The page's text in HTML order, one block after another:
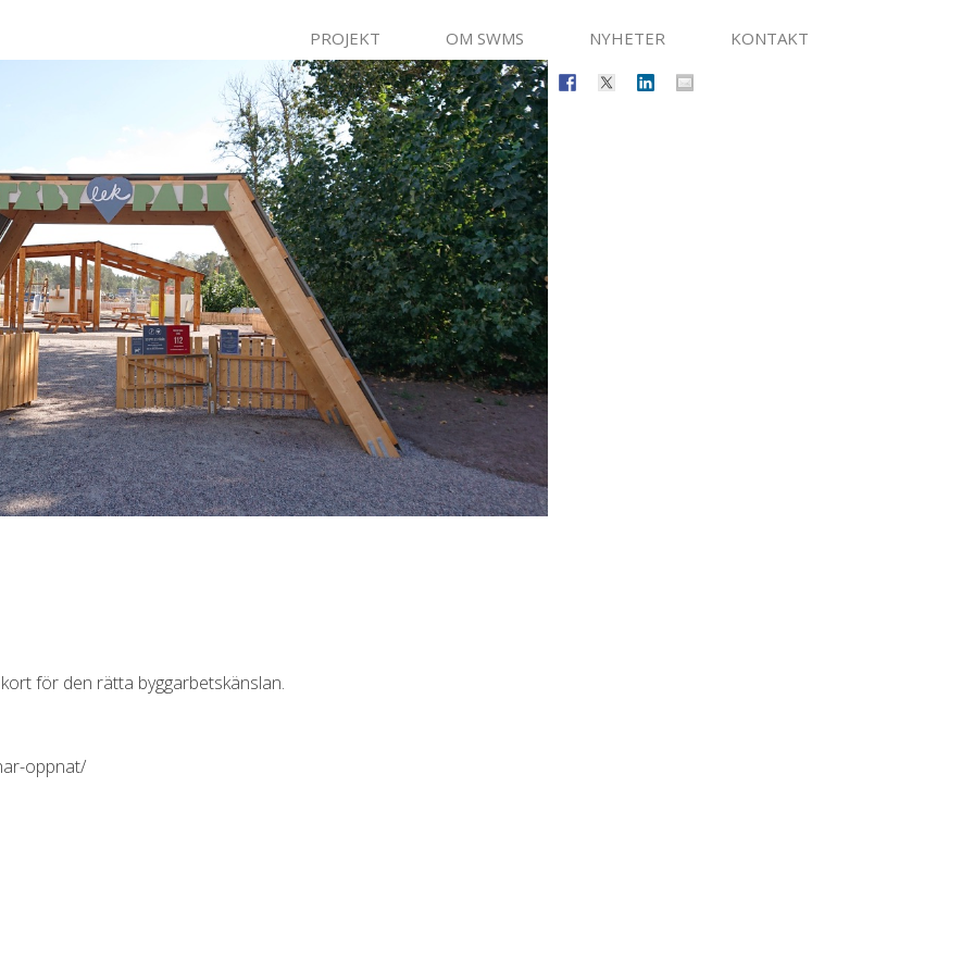
PROJEKT OM SWMS NYHETER KONTAKT
för den rätta byggarbetskänslan.
oppnat/